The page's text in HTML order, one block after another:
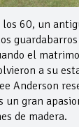
los 60, un
el
a su
Anderson
un gran
de madera.